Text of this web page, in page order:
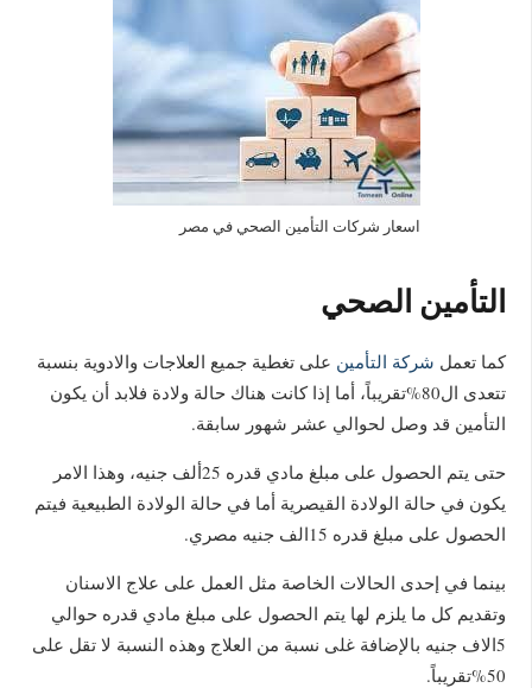
اسعار شركات التأمين الصحي في مصر
التأمين الصحي
كما تعمل شركة التأمين على تغطية جميع العلاجات والادوية بنسبة
تتعدى ال80%تقريباً، أما إذا كانت هناك حالة ولادة فلابد أن يكون
التأمين قد وصل لحوالي عشر شهور سابقة.
حتى يتم الحصول على مبلغ مادي قدره 25ألف جنيه، وهذا الامر
يكون في حالة الولادة القيصرية أما في حالة الولادة الطبيعية فيتم
الحصول على مبلغ قدره 15الف جنيه مصري.
بينما في إحدى الحالات الخاصة مثل العمل على علاج الاسنان
وتقديم كل ما يلزم لها يتم الحصول على مبلغ مادي قدره حوالي
5الاف جنيه بالإضافة غلى نسبة من العلاج وهذه النسبة لا تقل على
50%تقريباً.